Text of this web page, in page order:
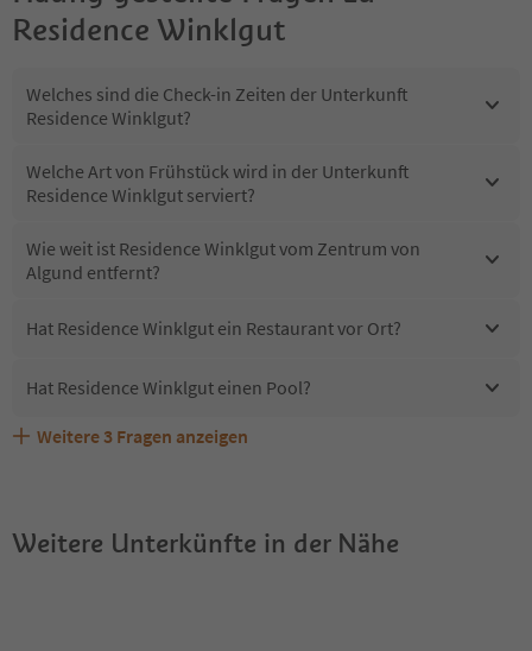
Residence Winklgut
Welches sind die Check-in Zeiten der Unterkunft
Residence Winklgut?
Welche Art von Frühstück wird in der Unterkunft
Residence Winklgut serviert?
Wie weit ist Residence Winklgut vom Zentrum von
Algund entfernt?
Hat Residence Winklgut ein Restaurant vor Ort?
Hat Residence Winklgut einen Pool?
Sind Haustiere in der Unterkunft Residence Winklgut
Welche Services bietet Residence Winklgut?
Erhalten die Gäste von Residence Winklgut einen
Weitere 3 Fragen anzeigen
Weitere Unterkünfte in der Nähe